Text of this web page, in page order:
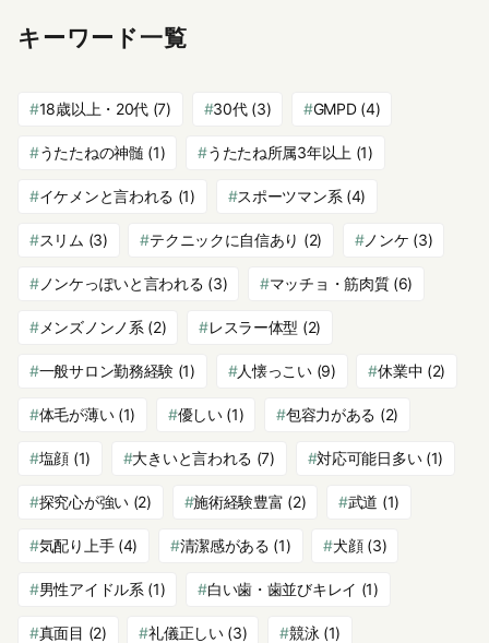
キーワード一覧
18歳以上・20代 (7) 30代(3) GMPD(4)
うたたねの神髄 (1) うたたね所属3年以上 (1)
イケメンと言われる (1) スポーツマン系 (4)
スリム (3) テクニックに自信あり (2) ノンケ (3)
ノンケっぽいと言われる (3) マッチョ・筋肉質(6)
メンズノンノ系 (2) レスラー体型 (2)
一般サロン勤務経験 (1) 人懐っこい(9) 休業中 (2)
体毛が薄い(1) 優しい(1) 包容力がある (2)
塩顔 (1) 大きいと言われる (7) 対応可能日多い(1)
探究心が強い(2) 施術経験豊富 (2) 武道 (1)
気配り上手(4) 清潔感がある (1) 犬顔(3)
男性アイドル系 (1) 白い歯・歯並びキレイ (1)
真面目 (2) 礼儀正しい(3) 競泳 (1)